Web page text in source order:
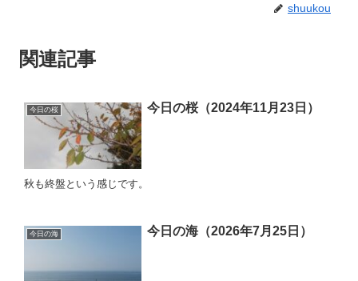
shuukou
関連記事
今日の桜 今日の桜（2024年11月23日）
秋も終盤という感じです。
今日の海 今日の海（2026年7月25日）